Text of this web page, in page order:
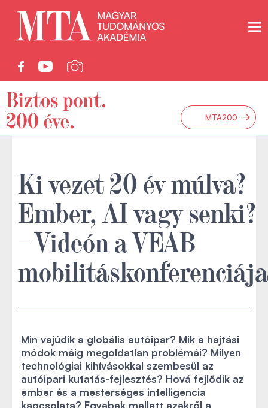
MTA200 →
Ki vezet 20 év múlva?
Ember, AI vagy senki?
– Videón a VEAB
mobilitáskonferenciája
Min vajúdik a globális autóipar? Mik a hajtási
módok máig megoldatlan problémái? Milyen
technológiai kihívásokkal szembesül az
autóipari kutatás-fejlesztés? Hová fejlődik az
ember és a mesterséges intelligencia
kapcsolata? Egyebek mellett ezekről a